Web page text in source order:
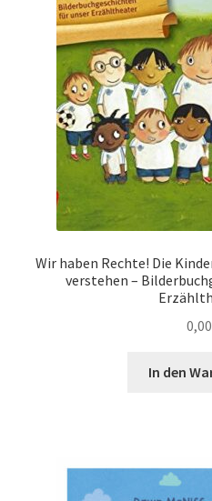
Wir haben Rechte! Die
verstehen –
0,00
In den